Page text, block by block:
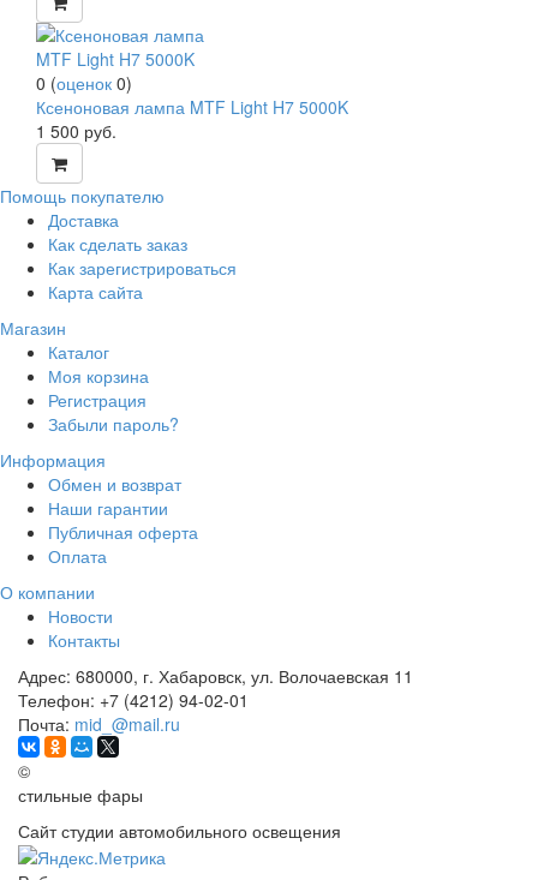
0 (оценок 0)
Ксеноновая лампа MTF Light H7 5000K
1 500 руб.
Помощь покупателю
Доставка
Как сделать заказ
Как зарегистрироваться
Карта сайта
Магазин
Каталог
Моя корзина
Регистрация
Забыли пароль?
Информация
Обмен и возврат
Наши гарантии
Публичная оферта
Оплата
О компании
Новости
Контакты
Адрес: 680000, г. Хабаровск, ул. Волочаевская 11
Телефон: +7 (4212) 94-02-01
Почта: mid_@mail.ru
©
стильные фары
Сайт студии автомобильного освещения